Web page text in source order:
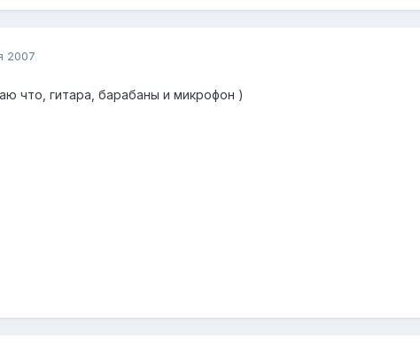
2007
что, гитара, барабаны и микрофон )